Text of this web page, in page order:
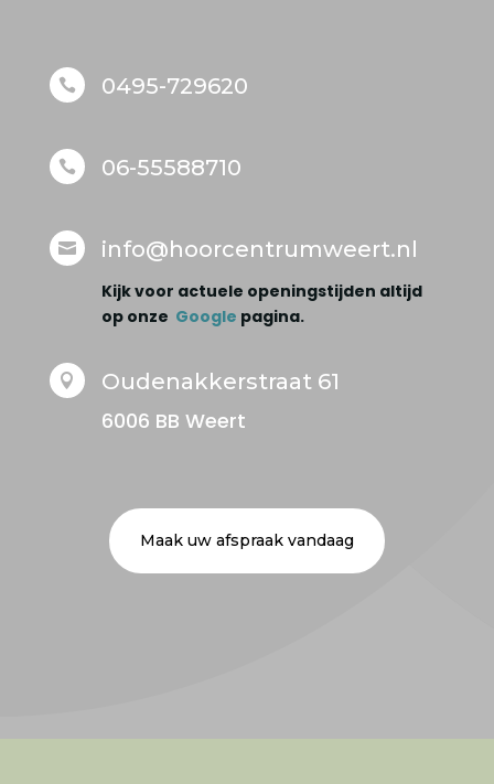
 0495-729620
 06-55588710
 info@hoorcentrumweert.nl
Kijk voor actuele openingstijden altijd
op onze Google pagina.
 Oudenakkerstraat 61
6006 BB Weert
Maak uw afspraak vandaag